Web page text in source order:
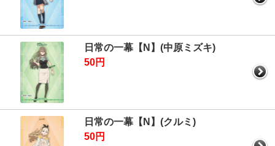
日常の一幕【N】(中原ミズキ)
50円
日常の一幕【N】(クルミ)
50円